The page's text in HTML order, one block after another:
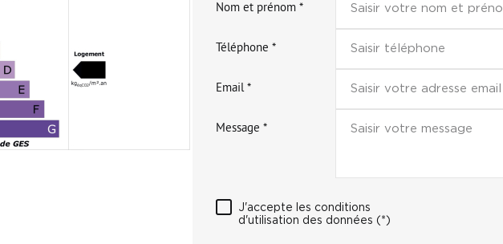
Nom et prénom *
Téléphone *
Email *
Message *
J'accepte les conditions
d'utilisation des données (*)